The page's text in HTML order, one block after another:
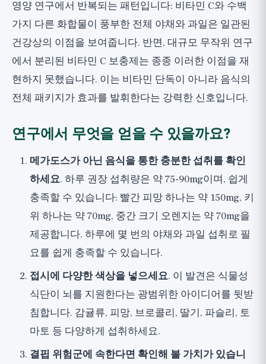
영양 연구에서 반복되는 패턴입니다: 비타민 C와 수백
가지 다른 화합물이 풍부한 전체 야채와 과일은 일관된
건강상의 이점을 보여줍니다. 반면, 대규모 무작위 연구
에서 분리된 비타민 C 보충제는 종종 이러한 이점을 재
현하지 못했습니다. 이는 비타민 단독이 아니라 음식의
전체 패키지가 효과를 발휘한다는 강력한 신호입니다.
연구에서 무엇을 얻을 수 있을까요?
메가도스가 아닌 음식을 통한 충분한 섭취를 확인
하세요. 하루 권장 섭취량은 약 75-90mg이며, 쉽게
충족할 수 있습니다: 빨간 피망 하나는 약 150mg, 키
위 하나는 약 70mg, 중간 크기 오렌지는 약 70mg을
제공합니다. 하루에 몇 번의 야채와 과일 섭취로 필
요를 쉽게 충족할 수 있습니다.
접시에 다양한 색상을 넣으세요. 이 발견은 식물성
식단이 뇌를 지원한다는 광범위한 아이디어를 뒷받
침합니다. 감귤류, 피망, 브로콜리, 딸기, 파슬리, 토
마토 등 다양하게 섭취하세요.
결핍 위험군에 속한다면 확인해 볼 가치가 있습니